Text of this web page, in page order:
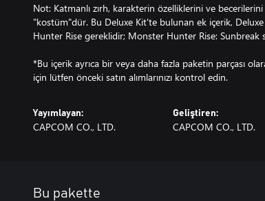
Not: Katmanlı zırh, karakterin özelliklerini ve
"kostüm"dür. Bu Deluxe Kit'te bulunan ek içerik,
Hunter Rise gereklidir; Monster Hunter Rise: Sunbreak
*Bu içerik ayrıca bir veya daha fazla paketin parçası
için lütfen önceki satın alımlarınızı kontrol edin.
Yayımlayan:
CAPCOM CO., LTD.
Geliştiren:
CAPCOM CO., LTD.
Bu pakette